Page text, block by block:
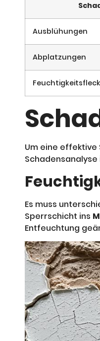
Ausblühungen
Abplatzungen
Um eine effektive
Es muss
Sperrschicht ins
Entfeuchtung